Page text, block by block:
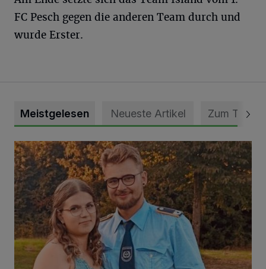
FC Pesch gegen die anderen Team durch und
wurde Erster.
Meistgelesen Neueste Artikel Zum Thema
Mit Herzblut die Gemeinschaft leben